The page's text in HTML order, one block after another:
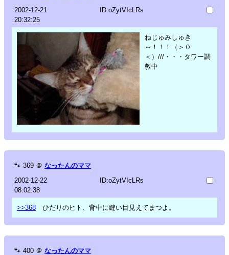
2002-12-21
20:32:25
ID:oZytVIcLRs
ねじゅみしゅき
～！！！（＞０
＜）///・・・タワー調
教中
🐾 369 ＠ なったんのママ
2002-12-22
08:02:38
ID:oZytVIcLRs
>>368 ひだりのヒト、背中に縫い目見えてまつよ。
🐾 400 ＠ なったんのママ